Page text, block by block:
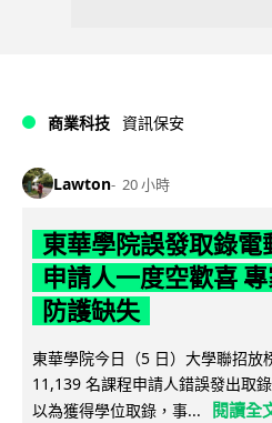
商業科技 資訊保安
Lawton 20 小時
東華學院誤發取錄電
申請人一度空歡喜
防護缺失
東華學院今日（5 日）大學聯招放
11,139 名課程申請人錯誤發出取
以為獲得學位取錄，事...
閱讀全